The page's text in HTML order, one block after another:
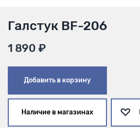
Галстук BF-206
1 890 ₽
Добавить в корзину
Наличие в магазинах